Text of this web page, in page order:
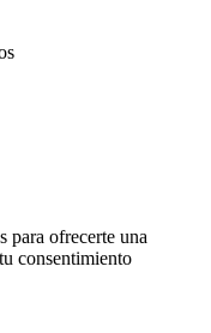
para ofrecerte una
consentimiento